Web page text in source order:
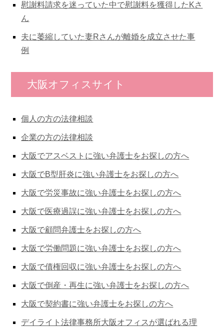
慰謝料請求を迷っていた中で慰謝料を獲得したKさ
ん
夫に萎縮していた妻Rさんが離婚を成立させた事
例
大阪オフィスサイト
個人の方の法律相談
企業の方の法律相談
大阪でアスベストに強い弁護士をお探しの方へ
大阪でB型肝炎に強い弁護士をお探しの方へ
大阪で労災事故に強い弁護士をお探しの方へ
大阪で医療過誤に強い弁護士をお探しの方へ
大阪で顧問弁護士をお探しの方へ
大阪で労働問題に強い弁護士をお探しの方へ
大阪で債権回収に強い弁護士をお探しの方へ
大阪で倒産・再生に強い弁護士をお探しの方へ
大阪で契約書に強い弁護士をお探しの方へ
デイライト法律事務所大阪オフィスが選ばれる理